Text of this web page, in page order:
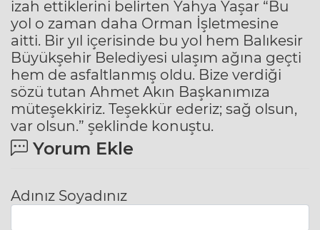
izah ettiklerini belirten Yahya Yaşar “Bu
yol o zaman daha Orman İşletmesine
aitti. Bir yıl içerisinde bu yol hem Balıkesir
Büyükşehir Belediyesi ulaşım ağına geçti
hem de asfaltlanmış oldu. Bize verdiği
sözü tutan Ahmet Akın Başkanımıza
müteşekkiriz. Teşekkür ederiz; sağ olsun,
var olsun.” şeklinde konuştu.
Yorum Ekle
Adınız Soyadınız